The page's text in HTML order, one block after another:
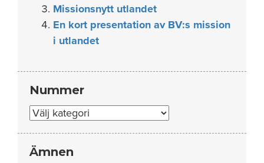
Missionsnytt utlandet
En kort presentation av BV:s mission
i utlandet
Nummer
Nummer
Ämnen